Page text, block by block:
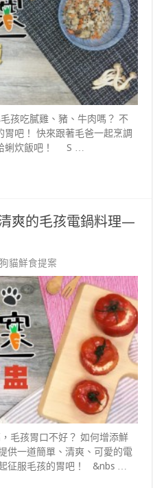
孩吃膩雞、豬、牛肉嗎？ 不
吧！ 快來跟著毛爸一起烹調
蜊炊飯吧！ S …
爽的毛孩電鍋料理—
狗貓鮮食提案
毛孩胃口不好？ 如何增添鮮
供一道簡單、清爽、可愛的電
征服毛孩的胃吧！ &nbs …